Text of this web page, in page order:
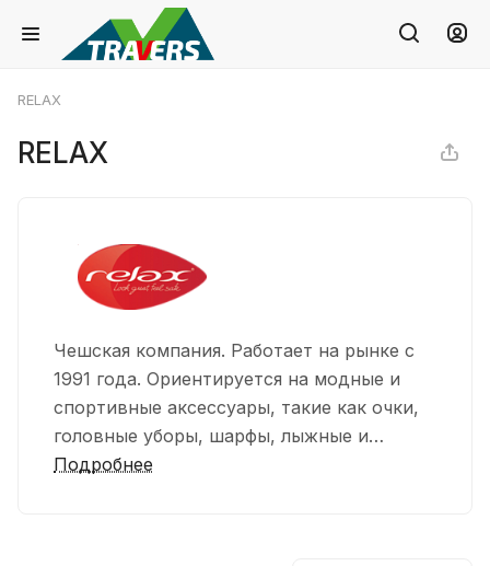
RELAX
RELAX
Чешская компания. Работает на рынке с
1991 года. Ориентируется на модные и
спортивные аксессуары, такие как очки,
головные уборы, шарфы, лыжные и
велосипедные шлемы, перчатки и т.
Подробнее